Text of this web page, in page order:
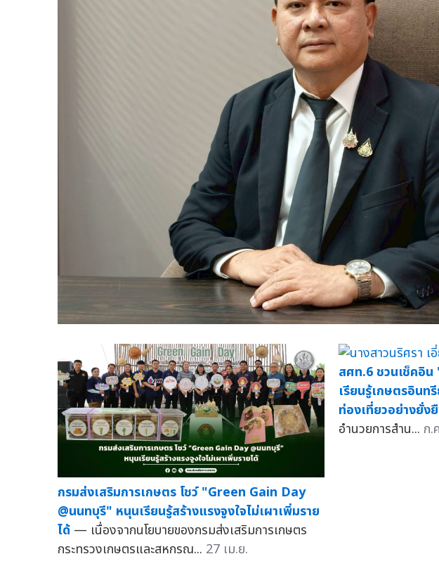
กรมส่งเสริมการเกษตร โชว์ "Green Gain Day
@นนทบุรี" หนุนเรียนรู้สร้างแรงจูงใจไม่เผาเพิ่มราย
ได้ — เนื่องจากนโยบายของกรมส่งเสริมการเกษตร
กระทรวงเกษตรและสหกรณ... 27 เม.ย.
สศท.6 ชวนเช็คอิ
เรียนรู้เกษตรอินท
ท่องเที่ยวอย่างยั่ง
อำนวยการสำน... ก.